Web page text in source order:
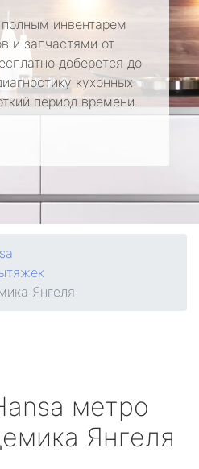
инвентарем
и запчастями от
доберется до
кухонных
период времени.
Янгеля
метро
Янгеля